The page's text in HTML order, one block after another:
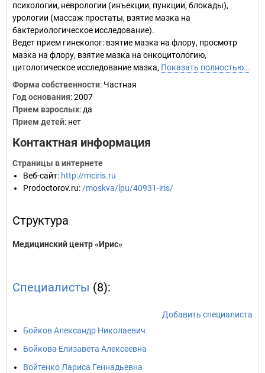
психологии, неврологии (инъекции, пункции, блокады),
урологии (массаж простаты, взятие мазка на
бактериологическое исследование).
Ведет прием гинеколог: взятие мазка на флору, просмотр
мазка на флору, взятие мазка на онкоцитологию,
цитологическое исследование мазка, Показать полностью…
Форма собственности: Частная
Год основания:2007
Прием взрослых: да
Прием детей: нет
Контактная информация
Страницы в интернете
Веб-сайт: http://mciris.ru
Prodoctorov.ru: /moskva/lpu/40931-iris/
Структура
Медицинский центр «Ирис»
Специалисты (8):
Добавить специалиста
Бойков Александр Николаевич
Бойкова Елизавета Алексеевна
Войтенко Лариса Геннадьевна